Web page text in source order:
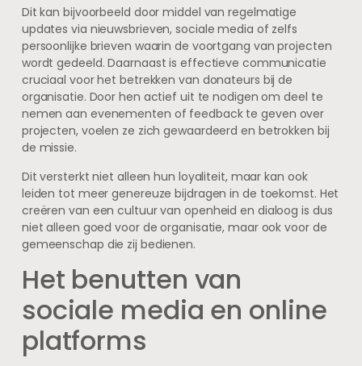
Dit kan bijvoorbeeld door middel van regelmatige
updates via nieuwsbrieven, sociale media of zelfs
persoonlijke brieven waarin de voortgang van projecten
wordt gedeeld. Daarnaast is effectieve communicatie
cruciaal voor het betrekken van donateurs bij de
organisatie. Door hen actief uit te nodigen om deel te
nemen aan evenementen of feedback te geven over
projecten, voelen ze zich gewaardeerd en betrokken bij
de missie.
Dit versterkt niet alleen hun loyaliteit, maar kan ook
leiden tot meer genereuze bijdragen in de toekomst. Het
creëren van een cultuur van openheid en dialoog is dus
niet alleen goed voor de organisatie, maar ook voor de
gemeenschap die zij bedienen.
Het benutten van
sociale media en online
platforms